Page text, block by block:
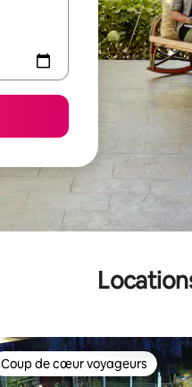
Coup de cœur voyageurs
Coup de cœur voyageurs